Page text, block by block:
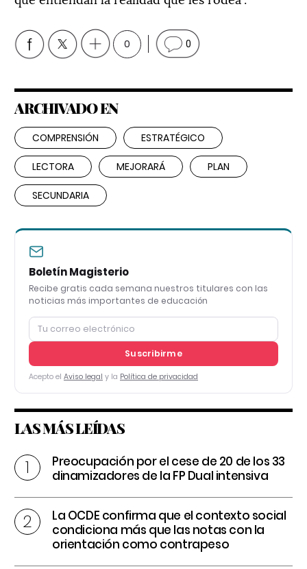
0 0
ARCHIVADO EN
COMPRENSIÓN ESTRATÉGICO
LECTORA MEJORARÁ PLAN
SECUNDARIA
Boletín Magisterio
Recibe gratis cada semana nuestros titulares con las
noticias más importantes de educación
Suscribirme
Acepto el Aviso legal y la Política de privacidad
LAS MÁS LEÍDAS
Preocupación por el cese de 20 de los 33
dinamizadores de la FP Dual intensiva
La OCDE confirma que el contexto social
condiciona más que las notas con la
orientación como contrapeso